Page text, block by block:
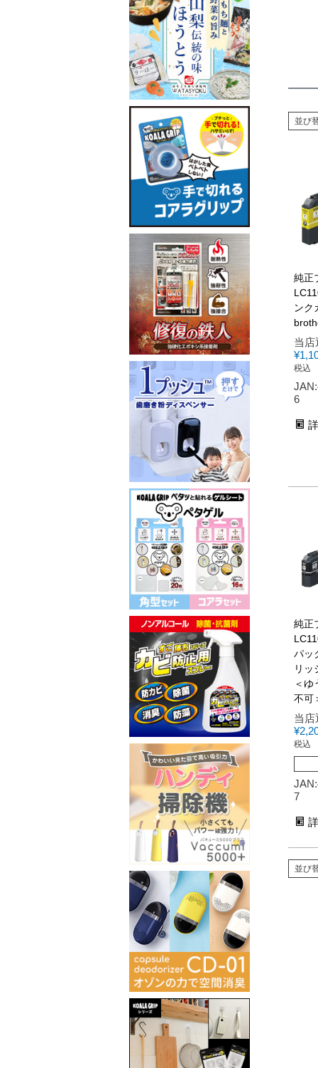
並び
純正
ンク
当店
¥
税込
6
純正
パッ
リッ
＜ゆ
不可
当店
¥
税込
7
並び